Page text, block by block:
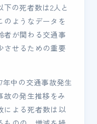
の死者数は2人と
のようなデータを
者が関わる交通事
させるための重要
年中の交通事故発生
故の発生推移をみ
による死者数は以